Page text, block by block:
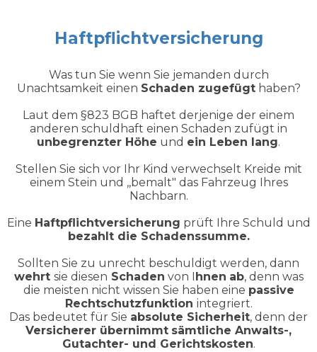
Haftpflichtversicherung
Was tun Sie wenn Sie jemanden durch
Unachtsamkeit einen Schaden zugefügthaben?
Laut dem §823 BGB haftet derjenige der einem
anderen schuldhaft einen Schaden zufügt in
unbegrenzter Höhe und ein Leben lang.
Stellen Sie sich vor Ihr Kind verwechselt Kreide mit
einem Stein und ,,bemalt" das Fahrzeug Ihres
Nachbarn.
Eine Haftpflichtversicherung prüft Ihre Schuld und
bezahlt die Schadenssumme.
Sollten Sie zu unrecht beschuldigt werden, dann
wehrt sie diesen Schaden von I hnen ab, denn was
die meisten nicht wissen Sie haben eine passive
Rechtschutzfunktion integriert.
Das bedeutet für Sie absolute Sicherheit, denn der
Versicherer übernimmt sämtliche Anwalts-,
Gutachter- und Gerichtskosten.